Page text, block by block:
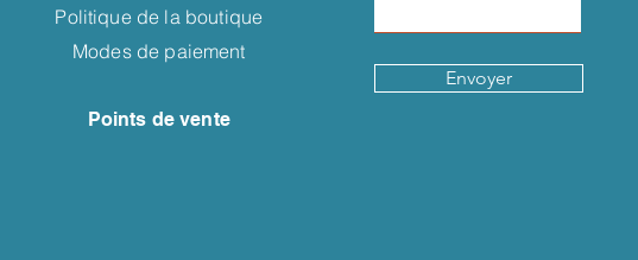
Politique de la boutique
Modes de paiement
Points de vente
Envoyer